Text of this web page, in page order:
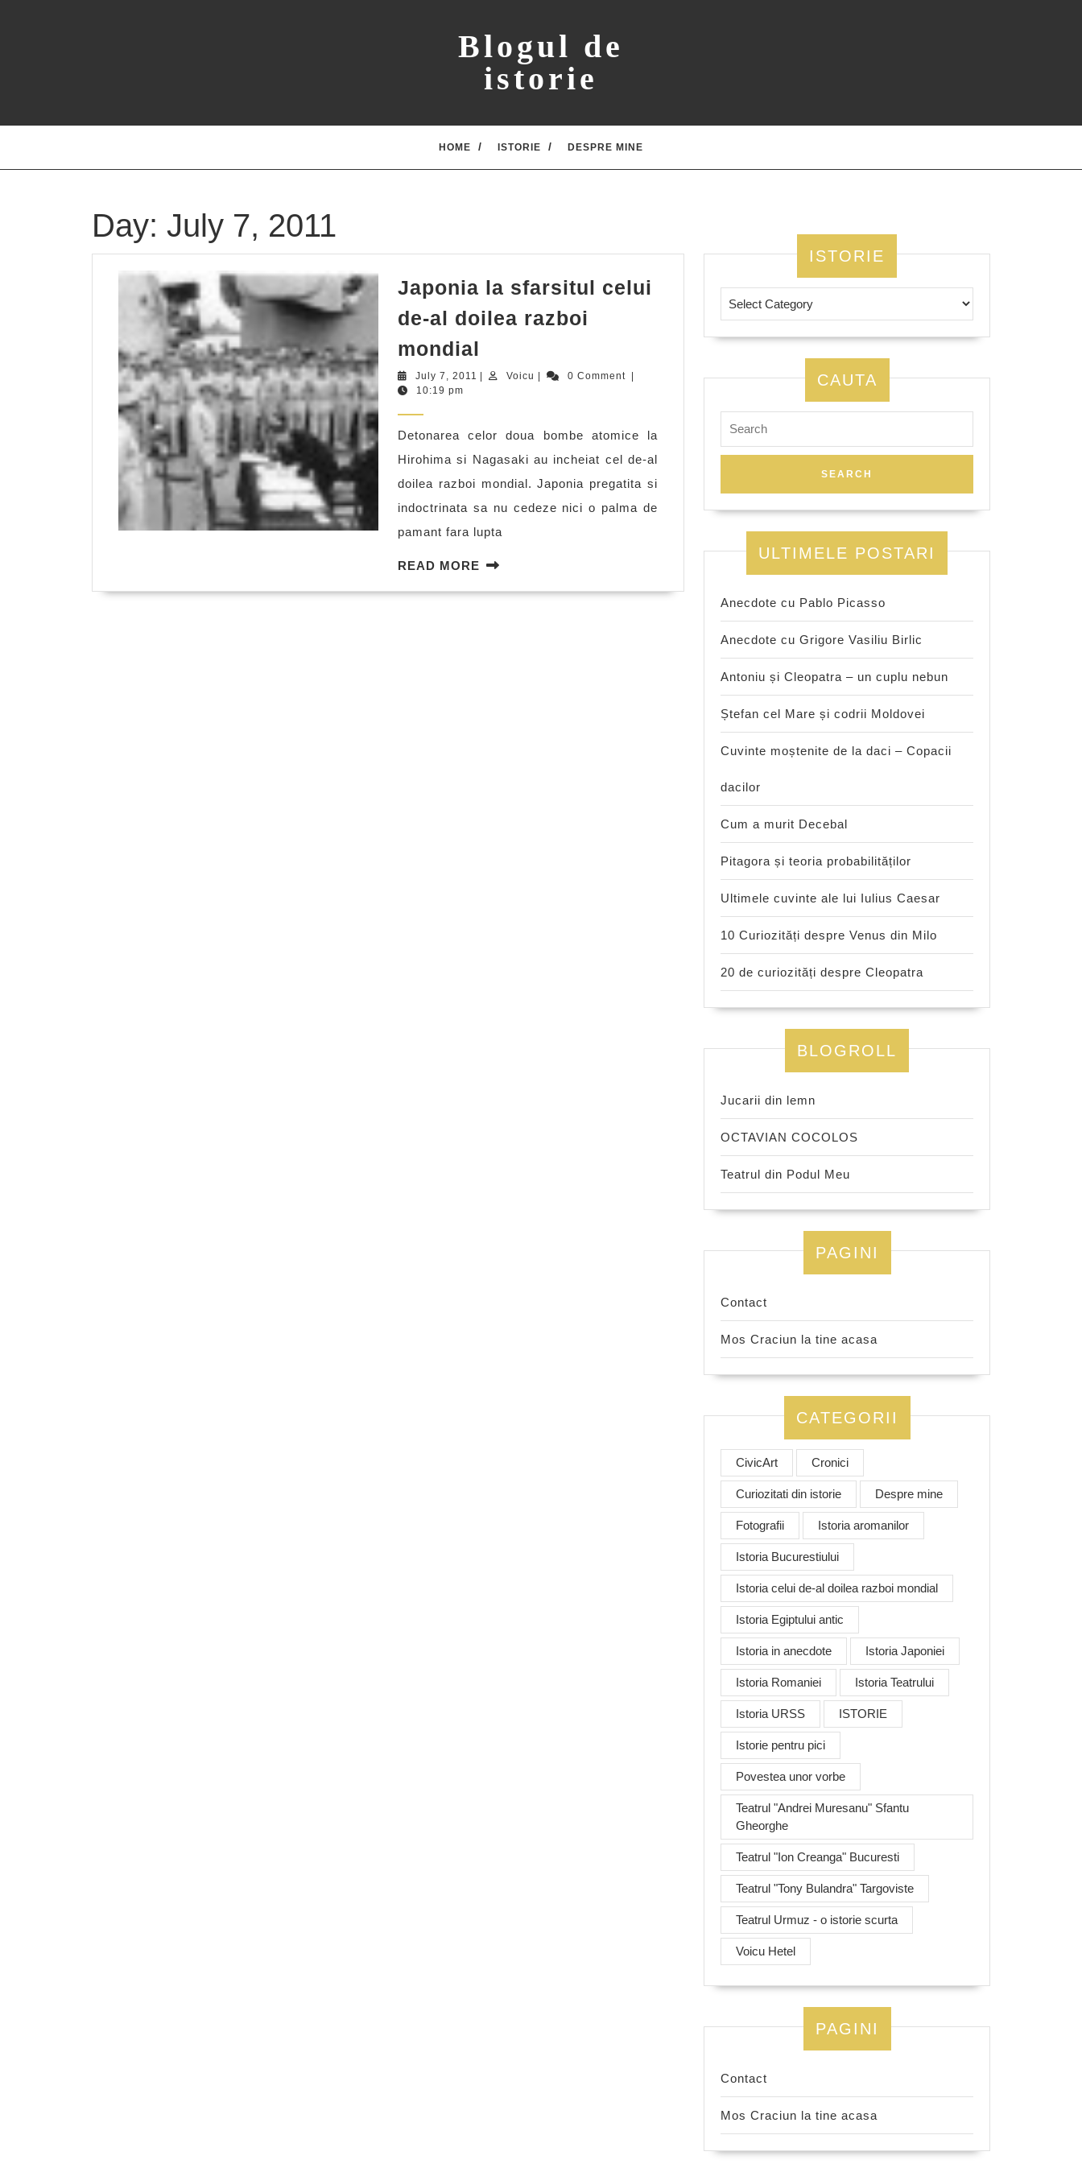
Blogul de
istorie
HOME ISTORIE DESPRE MINE
Day: July 7, 2011
Japonia la sfarsitul celui
de-al doilea razboi
mondial
la
de-
al
doilea
razboi
mondial
July 7, 2011 July
Voicu Voicu 0 Comment
10:19 pm
Detonarea celor doua bombe atomice la
Hirohima si Nagasaki au incheiat cel de-al
doilea razboi mondial. Japonia pregatita si
indoctrinata sa nu cedeze nici o palma de
pamant fara lupta
READ MORE READ
ISTORIE
CAUTA
for:
ULTIMELE POSTARI
Anecdote cu Pablo Picasso
Anecdote cu Grigore Vasiliu Birlic
Antoniu și Cleopatra – un cuplu nebun
Ștefan cel Mare și codrii Moldovei
Cuvinte moștenite de la daci – Copacii
dacilor
Cum a murit Decebal
Pitagora și teoria probabilităților
Ultimele cuvinte ale lui Iulius Caesar
10 Curiozități despre Venus din Milo
20 de curiozități despre Cleopatra
BLOGROLL
Jucarii din lemn
OCTAVIAN COCOLOS
Teatrul din Podul Meu
PAGINI
Contact
Mos Craciun la tine acasa
CATEGORII
CivicArt Cronici
Curiozitati din istorie Despre mine
Fotografii Istoria aromanilor
Istoria Bucurestiului
Istoria celui de-al doilea razboi mondial
Istoria Egiptului antic
Istoria in anecdote Istoria Japoniei
Istoria Romaniei Istoria Teatrului
Istoria URSS ISTORIE
Istorie pentru pici
Povestea unor vorbe
Teatrul "Andrei Muresanu" Sfantu
Gheorghe
Teatrul "Ion Creanga" Bucuresti
Teatrul "Tony Bulandra" Targoviste
Teatrul Urmuz - o istorie scurta
Voicu Hetel
PAGINI
Contact
Mos Craciun la tine acasa